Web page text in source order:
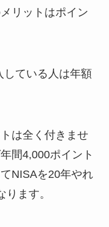
リットはポイン
している人は年額
は全く付きませ
間4,000ポイント
NISAを20年やれ
ます。